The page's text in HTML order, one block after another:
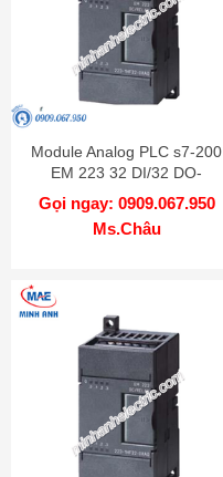
Module Analog PLC s7-200
EM 223 32 DI/32 DO-
6ES7223-1PM22-0XA0
Gọi ngay: 0909.067.950
Ms.Châu